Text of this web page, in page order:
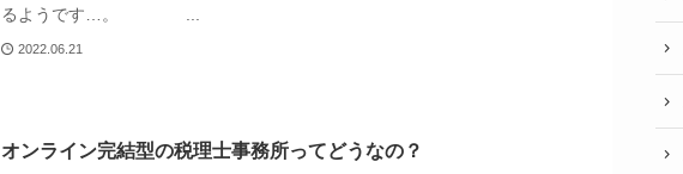
るようです…。 ...
2022.06.21
オンライン完結型の税理士事務所ってどうなの？